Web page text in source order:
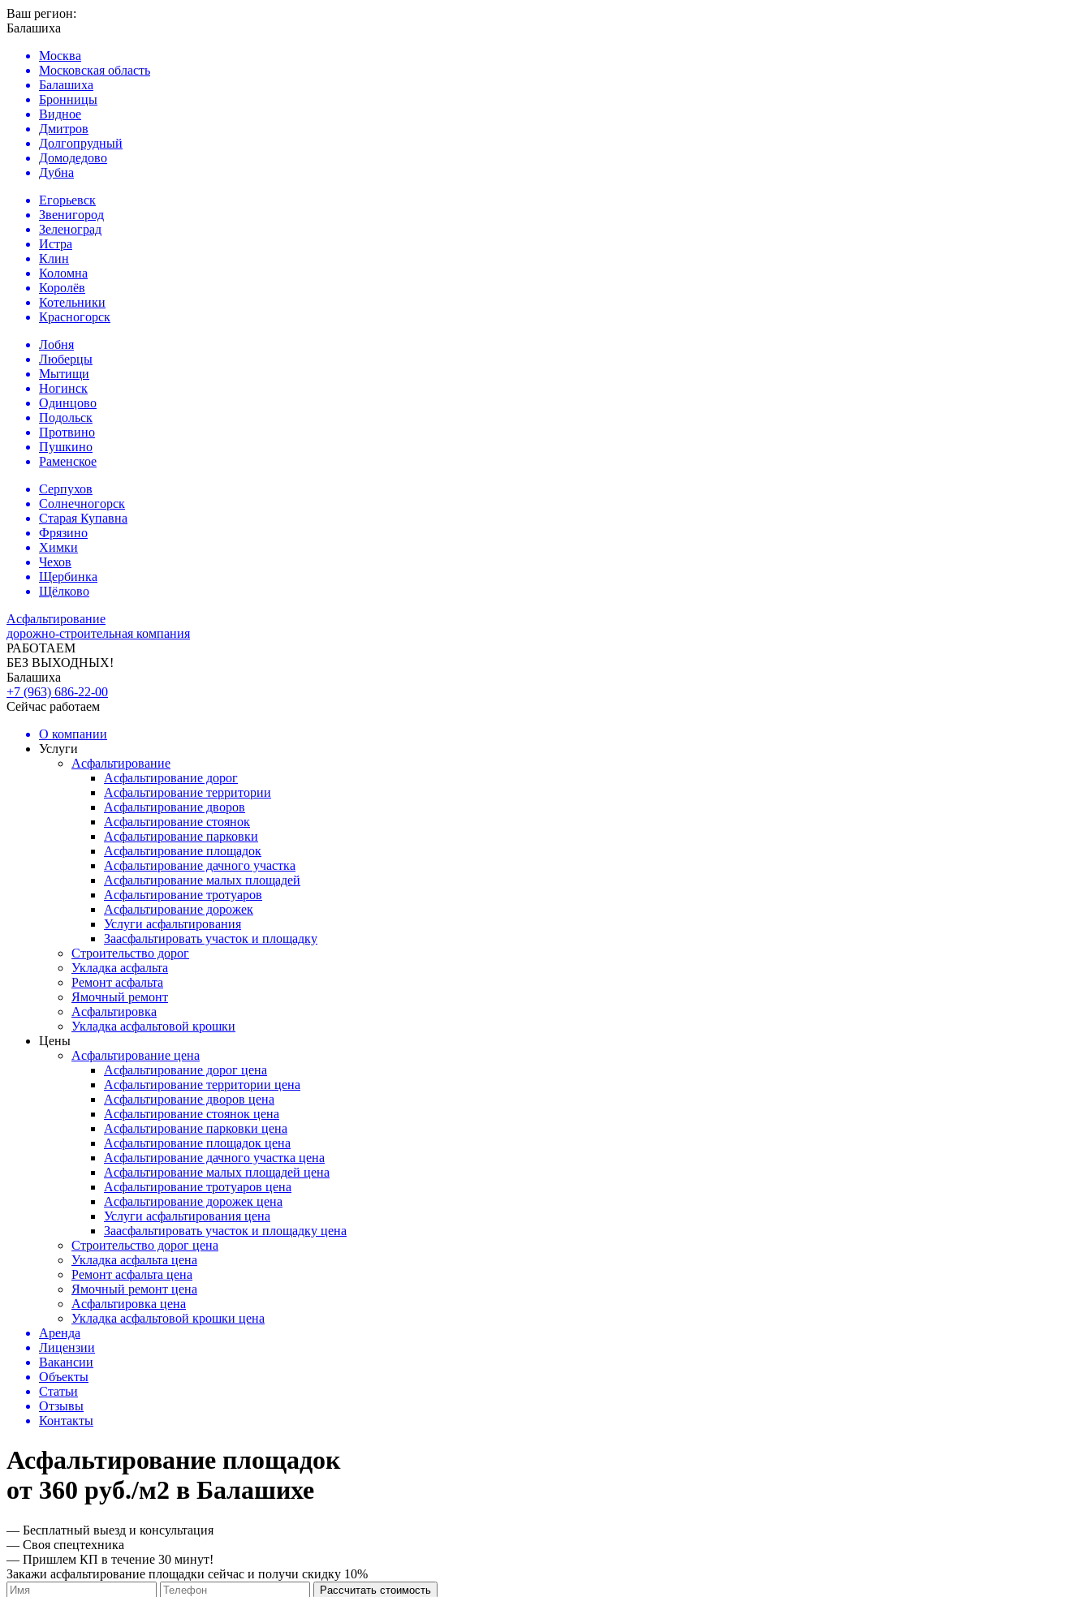
Ваш регион:
Балашиха
Москва
Московская область
Балашиха
Бронницы
Видное
Дмитров
Долгопрудный
Домодедово
Дубна
Егорьевск
Звенигород
Зеленоград
Истра
Клин
Коломна
Королёв
Котельники
Красногорск
Лобня
Люберцы
Мытищи
Ногинск
Одинцово
Подольск
Протвино
Пушкино
Раменское
Серпухов
Солнечногорск
Старая Купавна
Фрязино
Химки
Чехов
Щербинка
Щёлково
Асфальтирование
дорожно-строительная компания
РАБОТАЕМ
БЕЗ ВЫХОДНЫХ!
Балашиха
+7 (963) 686-22-00
Сейчас работаем
О компании
Услуги
Асфальтирование
Асфальтирование дорог
Асфальтирование территории
Асфальтирование дворов
Асфальтирование стоянок
Асфальтирование парковки
Асфальтирование площадок
Асфальтирование дачного участка
Асфальтирование малых площадей
Асфальтирование тротуаров
Асфальтирование дорожек
Услуги асфальтирования
Заасфальтировать участок и площадку
Строительство дорог
Укладка асфальта
Ремонт асфальта
Ямочный ремонт
Асфальтировка
Укладка асфальтовой крошки
Цены
Асфальтирование цена
Асфальтирование дорог цена
Асфальтирование территории цена
Асфальтирование дворов цена
Асфальтирование стоянок цена
Асфальтирование парковки цена
Асфальтирование площадок цена
Асфальтирование дачного участка цена
Асфальтирование малых площадей цена
Асфальтирование тротуаров цена
Асфальтирование дорожек цена
Услуги асфальтирования цена
Заасфальтировать участок и площадку цена
Строительство дорог цена
Укладка асфальта цена
Ремонт асфальта цена
Ямочный ремонт цена
Асфальтировка цена
Укладка асфальтовой крошки цена
Аренда
Лицензии
Вакансии
Объекты
Статьи
Отзывы
Контакты
Асфальтирование площадок
от 360 руб./м2 в Балашихе
— Бесплатный выезд и консультация
— Своя спецтехника
— Пришлем КП в течение 30 минут!
Закажи асфальтирование площадки сейчас и получи скидку 10%
Рассчитать стоимость